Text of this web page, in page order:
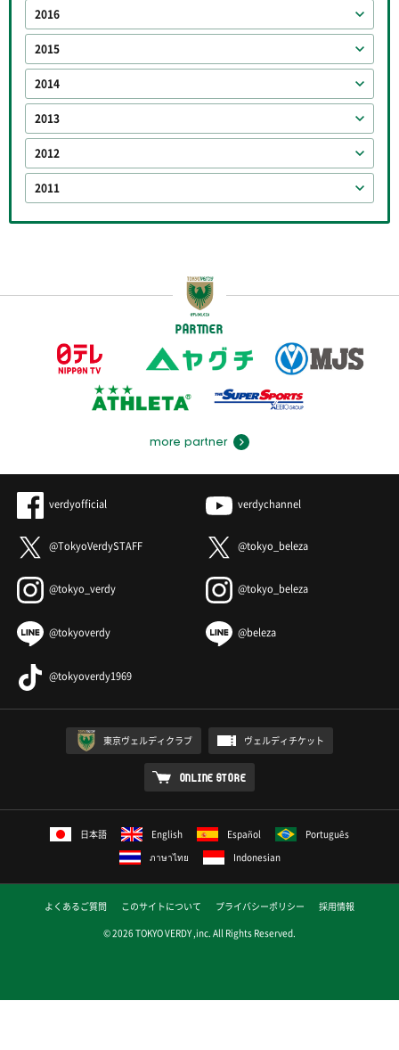
2016
2015
2014
2013
2012
2011
PARTNER
more partner
verdyofficial verdychannel
@TokyoVerdySTAFF @tokyo_beleza
@tokyo_verdy @tokyo_beleza
@tokyoverdy @beleza
@tokyoverdy1969
東京ヴェルディクラブ ヴェルディチケット
ONLINE STORE
日本語 English Español
Português
ภาษาไทย
Indonesian
よくあるご質問 このサイトについて プライバシーポリシー
採用情報
© 2026 TOKYO VERDY ,inc. All Rights Reserved.